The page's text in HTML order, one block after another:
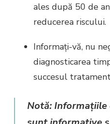
ales după 50 de
reducerea riscului.
Informați-vă, nu
diagnosticarea
succesul
Notă:Informațiile